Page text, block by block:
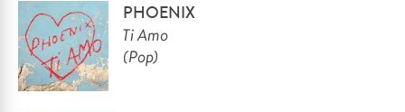
PHOENIX
Ti Amo
(Pop)